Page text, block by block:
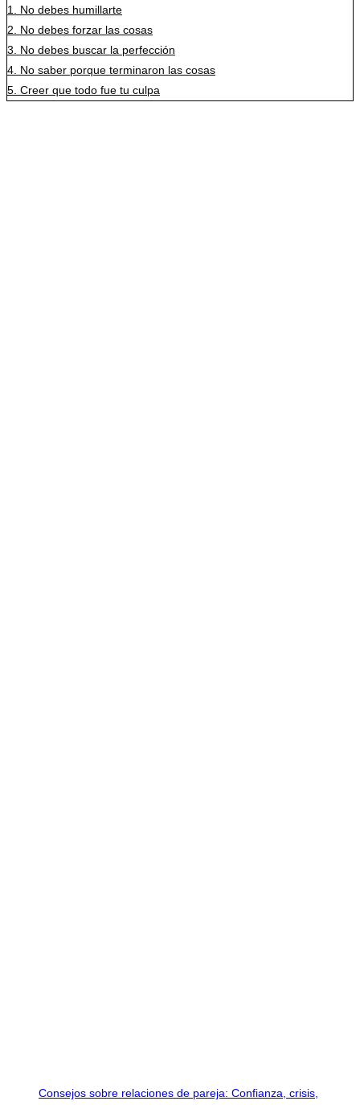
1.
No debes humillarte
2.
No debes forzar las cosas
3.
No debes buscar la perfección
4. No saber porque terminaron las cosas
5. Creer que todo fue tu culpa
Consejos sobre relaciones de pareja: Confianza, crisis,